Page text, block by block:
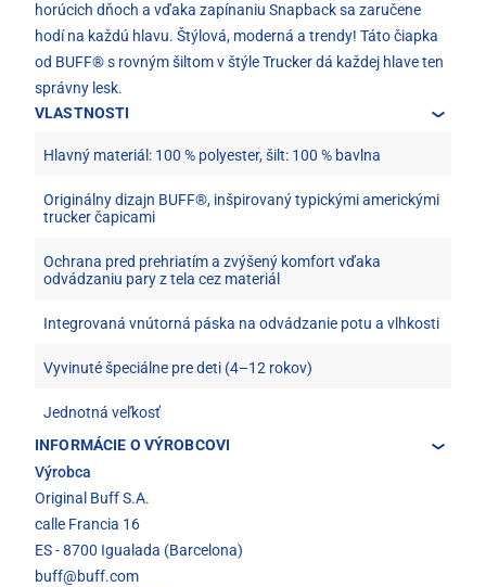
horúcich dňoch a vďaka zapínaniu Snapback sa zaručene
hodí na každú hlavu. Štýlová, moderná a trendy! Táto čiapka
od BUFF® s rovným šiltom v štýle Trucker dá každej hlave ten
správny lesk.
VLASTNOSTI
Hlavný materiál: 100 % polyester, šilt: 100 % bavlna
Originálny dizajn BUFF®, inšpirovaný typickými americkými
trucker čapicami
Ochrana pred prehriatím a zvýšený komfort vďaka
odvádzaniu pary z tela cez materiál
Integrovaná vnútorná páska na odvádzanie potu a vlhkosti
Vyvinuté špeciálne pre deti (4–12 rokov)
Jednotná veľkosť
INFORMÁCIE O VÝROBCOVI
Výrobca
Original Buff S.A.
calle Francia 16
ES - 8700 Igualada (Barcelona)
buff@buff.com